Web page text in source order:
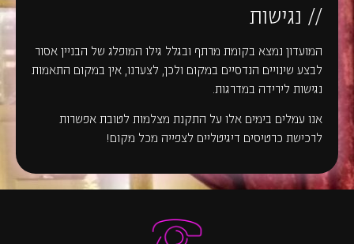
// נגישות
המועדון נמצא בקומת מרתף ובגלל גילו המופלג של הבניין אסור
לבצע שינויים הנדסיים במקום ולכן, לצערנו, אין במקום התאמות
נגישות לירידה במדרגות.
אנו עמלים בימים אלו על התקנת מצלמות לטובת אפשרות
לרכישת כרטיסים דיגיטליים לצפייה מכל מקום!